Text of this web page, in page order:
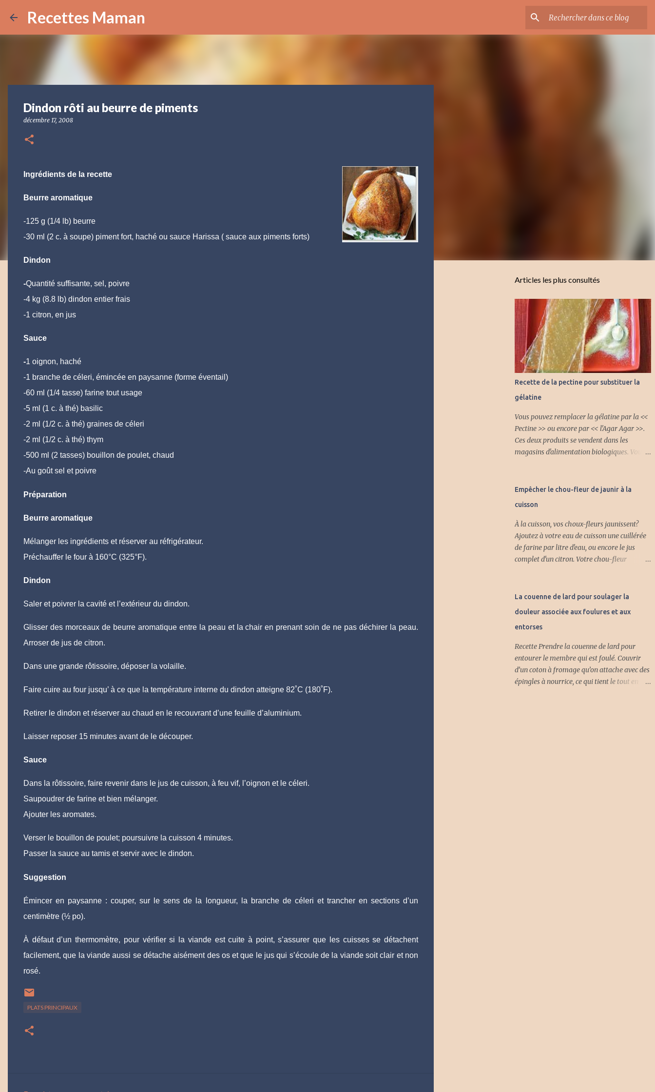
Recettes Maman
Dindon rôti au beurre de piments
décembre 17, 2008
Ingrédients de la recette
Beurre aromatique
-125 g (1/4 lb) beurre
-30 ml (2 c. à soupe) piment fort, haché ou sauce Harissa ( sauce aux piments forts)
Dindon
-Quantité suffisante, sel, poivre
-4 kg (8.8 lb) dindon entier frais
-1 citron, en jus
Sauce
-1 oignon, haché
-1 branche de céleri, émincée en paysanne (forme éventail)
-60 ml (1/4 tasse) farine tout usage
-5 ml (1 c. à thé) basilic
-2 ml (1/2 c. à thé) graines de céleri
-2 ml (1/2 c. à thé) thym
-500 ml (2 tasses) bouillon de poulet, chaud
-Au goût sel et poivre
Préparation
Beurre aromatique
Mélanger les ingrédients et réserver au réfrigérateur.
Préchauffer le four à 160°C (325°F).
Dindon
Saler et poivrer la cavité et l’extérieur du dindon.
Glisser des morceaux de beurre aromatique entre la peau et la chair en prenant soin de ne pas déchirer la peau.
Arroser de jus de citron.
Dans une grande rôtissoire, déposer la volaille.
Faire cuire au four jusqu’ à ce que la température interne du dindon atteigne 82˚C (180˚F).
Retirer le dindon et réserver au chaud en le recouvrant d’une feuille d’aluminium.
Laisser reposer 15 minutes avant de le découper.
Sauce
Dans la rôtissoire, faire revenir dans le jus de cuisson, à feu vif, l’oignon et le céleri.
Saupoudrer de farine et bien mélanger.
Ajouter les aromates.
Verser le bouillon de poulet; poursuivre la cuisson 4 minutes.
Passer la sauce au tamis et servir avec le dindon.
Suggestion
Émincer en paysanne : couper, sur le sens de la longueur, la branche de céleri et trancher en sections d’un
centimètre (½ po).
À défaut d’un thermomètre, pour vérifier si la viande est cuite à point, s’assurer que les cuisses se détachent
facilement, que la viande aussi se détache aisément des os et que le jus qui s’écoule de la viande soit clair et non
rosé.
PLATS PRINCIPAUX
Articles les plus consultés
Recette de la pectine pour substituer la
gélatine
Vous pouvez remplacer la gélatine par la <<
Pectine >> ou encore par << l'Agar Agar >>.
Ces deux produits se vendent dans les
magasins d'alimentation biologiques. Vous
fabrication de la pectine. Première recette :
mettre aussi des fruits. INGRÉDIENTS 4 lb
de pomme aigrelette 2 litres d'eau froide 3/4
tasse jus citron frais PRÉPARATION Laver et
trancher les pommes sans les peler et sans
moyen jusqu'à ce que les pommes soient
et laisser égoutter sans presser sur les
pommes. Après plusieurs heures. Verser le
ajouter le jus citron, ramener-le tout à
ébullition et retirer du feu. La pecti...
Empêcher le chou-fleur de jaunir à la
cuisson
À la cuisson, vos choux-fleurs jaunissent?
Ajoutez à votre eau de cuisson une cuillérée
de farine par litre d'eau, ou encore le jus
complet d'un citron. Votre chou-fleur
La couenne de lard pour soulager la
douleur associée aux foulures et aux
entorses
Recette Prendre la couenne de lard pour
entourer le membre qui est foulé. Couvrir
d’un coton à fromage qu’on attache avec des
épingles à nourrice, ce qui tient le tout en